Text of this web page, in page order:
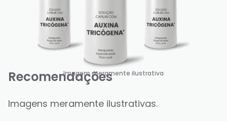
Imagem meramente ilustrativa
Recomendações
Imagens meramente ilustrativas.